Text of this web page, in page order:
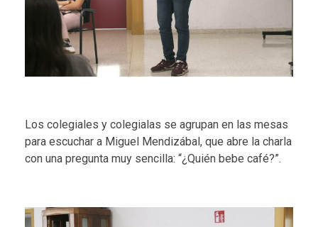
Los colegiales y colegialas se agrupan en las mesas
para escuchar a Miguel Mendizábal, que abre la charla
con una pregunta muy sencilla: “¿Quién bebe café?”.